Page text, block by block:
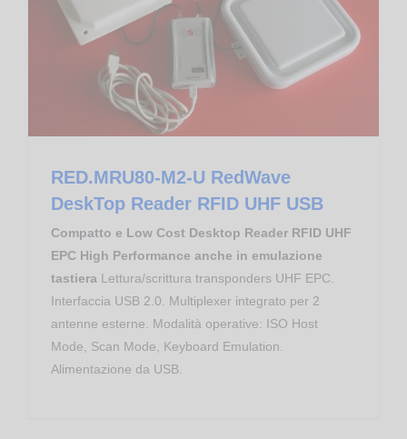
RED.MRU80-M2-U RedWave
DeskTop Reader RFID UHF USB
Compatto e Low Cost Desktop Reader RFID UHF
EPC High Performance anche in emulazione
tastiera Lettura/scrittura transponders UHF EPC.
Interfaccia USB 2.0. Multiplexer integrato per 2
antenne esterne. Modalità operative: ISO Host
Mode, Scan Mode, Keyboard Emulation.
Alimentazione da USB.